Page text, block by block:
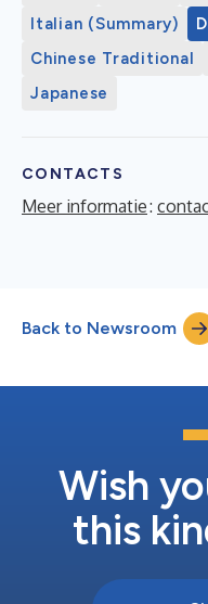
Italian (Summary)
Chinese Traditional
Japanese
CONTACTS
Meer informatie:
Back to Newsroom
Wish
this